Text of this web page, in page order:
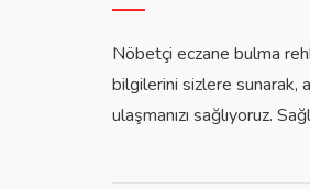
Nöbetçi eczane bulma
bilgilerini sizlere sunarak,
ulaşmanızı sağlıyoruz.